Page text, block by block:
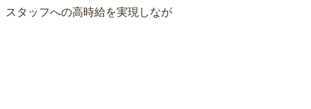
タッフへの高時給を実現しなが